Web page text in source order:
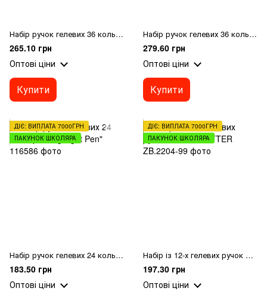
Набір ручок гелевих 36 кольорів "Highlight Pen"
265.10 грн
Оптові ціни
Купити
Набір ручок гелевих 36 кольорів "Neon color"
279.60 грн
Оптові ціни
Купити
ДІЄ: ВИПЛАТА 7000ГРН
ПАКУНОК ШКОЛЯРА
Набір ручок гелевих 24 кольорів "Highlight Pen"
183.50 грн
Оптові ціни
ДІЄ: ВИПЛАТА 7000ГРН
ПАКУНОК ШКОЛЯРА
Набір із 12-х гелевих ручок NEON+GLITTER
197.30 грн
Оптові ціни